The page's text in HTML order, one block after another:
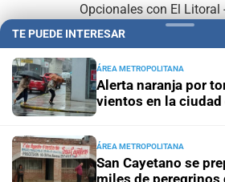
Opcionales con El Litoral
En Asociación
TE PUEDE INTERESAR
ÁREA METROPOLITANA
Alerta naranja por
vientos en la ciudad
ÁREA METROPOLITANA
San Cayetano se
miles de peregrinos